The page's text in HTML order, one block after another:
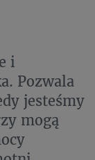
i
Pozwala
jesteśmy
mogą